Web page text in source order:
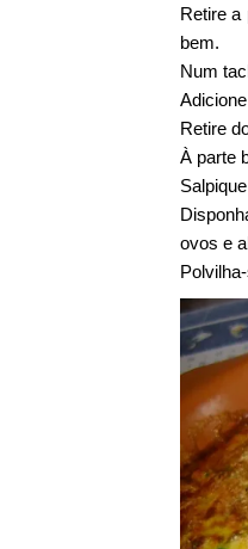
Retire a
bem.
Num
Retire
À parte
ovos e